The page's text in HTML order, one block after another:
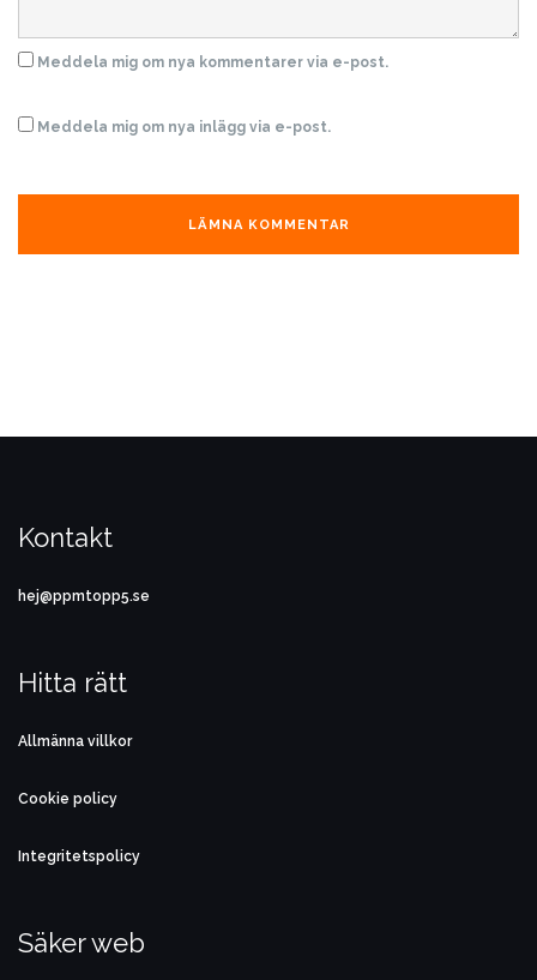
Meddela mig om nya kommentarer via e-post.
Meddela mig om nya inlägg via e-post.
Kontakt
hej@ppmtopp5.se
Hitta rätt
Allmänna villkor
Cookie policy
Integritetspolicy
Säker web